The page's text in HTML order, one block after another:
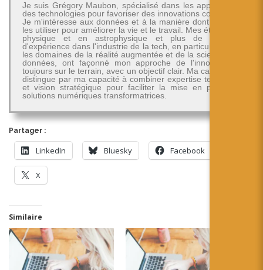
Je suis Grégory Maubon, spécialisé dans les applications
des technologies pour favoriser des innovations concrètes.
Je m'intéresse aux données et à la manière dont on peut
les utiliser pour améliorer la vie et le travail. Mes études en
physique et en astrophysique et plus de 30 ans
d'expérience dans l'industrie de la tech, en particulier dans
les domaines de la réalité augmentée et de la science des
données, ont façonné mon approche de l'innovation -
toujours sur le terrain, avec un objectif clair. Ma carrière se
distingue par ma capacité à combiner expertise technique
et vision stratégique pour faciliter la mise en place de
solutions numériques transformatrices.
Partager :
LinkedIn Bluesky Facebook
X
Similaire